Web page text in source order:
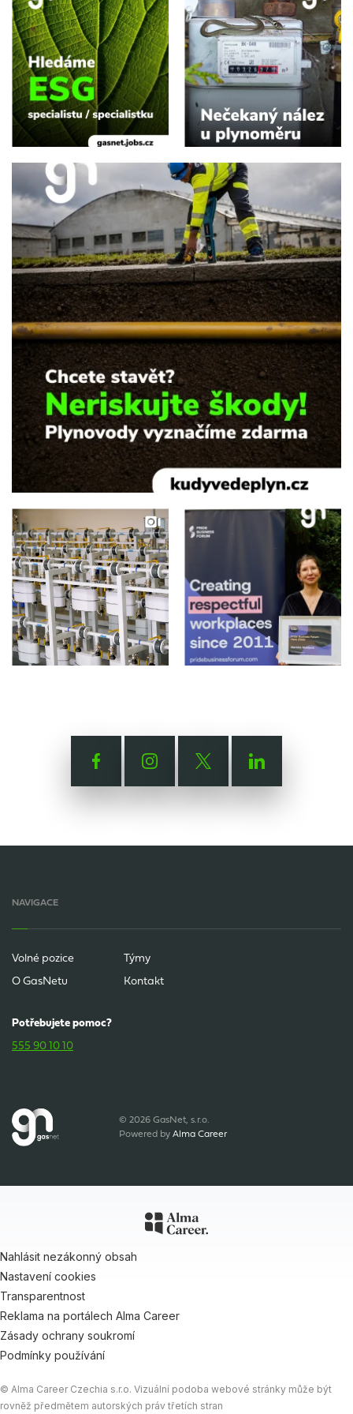
© 2026 GasNet, s.r.o.
Powered by Alma Career
NAVIGACE
Volné pozice
Týmy
O GasNetu
Kontakt
Potřebujete pomoc?
555 90 10 10
Nahlásit nezákonný obsah
Nastavení cookies
Transparentnost
Reklama na portálech Alma Career
Zásady ochrany soukromí
Podmínky používání
© Alma Career Czechia s.r.o. Vizuální podoba webové stránky může být
rovněž předmětem autorských práv třetích stran